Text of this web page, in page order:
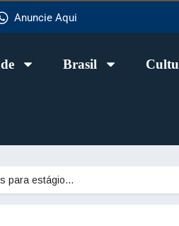
Anuncie Aqui
Brasil
para estágio…